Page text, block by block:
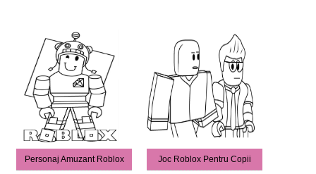
Personaj Amuzant Roblox Joc Roblox Pentru Copii